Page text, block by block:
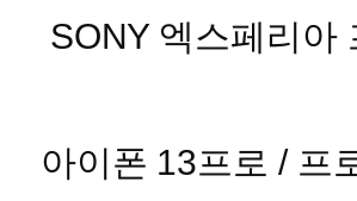
SONY 엑스페리아
아이폰 13프로 / 프